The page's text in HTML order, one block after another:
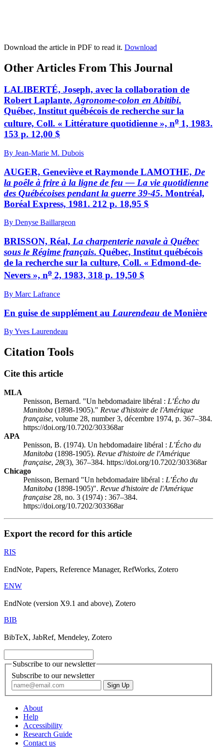
Download the article in PDF to read it. Download
Other Articles From This Journal
LALIBERTÉ, Joseph, avec la collaboration de
Robert Laplante, Agronome-colon en Abitibi.
Québec, Institut québécois de recherche sur la
culture, Coll. « Littérature quotidienne », no 1, 1983.
153 p. 12,00 $
By Jean-Marie M. Dubois
AUGER, Geneviève et Raymonde LAMOTHE, De
la poêle à frire à la ligne de feu — La vie quotidienne
des Québécoises pendant la guerre 39-45. Montréal,
Boréal Express, 1981. 212 p. 18,95 $
By Denyse Baillargeon
BRISSON, Réal, La charpenterie navale à Québec
sous le Régime français. Québec, Institut québécois
de la recherche sur la culture, Coll. « Edmond-de-
Nevers », no 2, 1983, 318 p. 19,50 $
By Marc Lafrance
En guise de supplément au Laurendeau de Monière
By Yves Laurendeau
Citation Tools
Cite this article
MLA
Penisson, Bernard. "Un hebdomadaire libéral : L’Écho du
Manitoba (1898-1905)." Revue d'histoire de l'Amérique
française, volume 28, number 3, décembre 1974, p. 367–384.
https://doi.org/10.7202/303368ar
APA
Penisson, B. (1974). Un hebdomadaire libéral : L’Écho du
Manitoba (1898-1905). Revue d'histoire de l'Amérique
française, 28(3), 367–384. https://doi.org/10.7202/303368ar
Chicago
Penisson, Bernard "Un hebdomadaire libéral : L’Écho du
Manitoba (1898-1905)". Revue d'histoire de l'Amérique
française 28, no. 3 (1974) : 367–384.
https://doi.org/10.7202/303368ar
Export the record for this article
RIS
EndNote, Papers, Reference Manager, RefWorks, Zotero
ENW
EndNote (version X9.1 and above), Zotero
BIB
BibTeX, JabRef, Mendeley, Zotero
Subscribe to our newsletter
Subscribe to our newsletter
About
Help
Accessibility
Research Guide
Contact us